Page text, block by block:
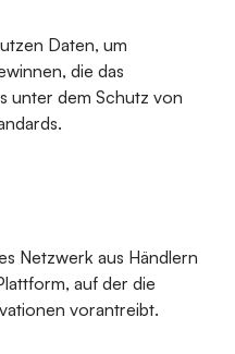
Daten, um
die das
unter dem Schutz von
.
Netzwerk aus Händlern
auf der die
vorantreibt.